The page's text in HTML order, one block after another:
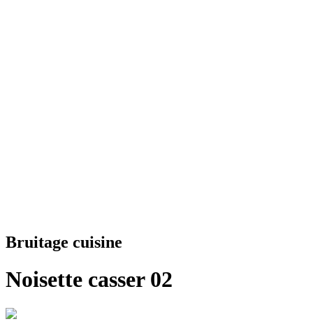
Bruitage cuisine
Noisette casser 02